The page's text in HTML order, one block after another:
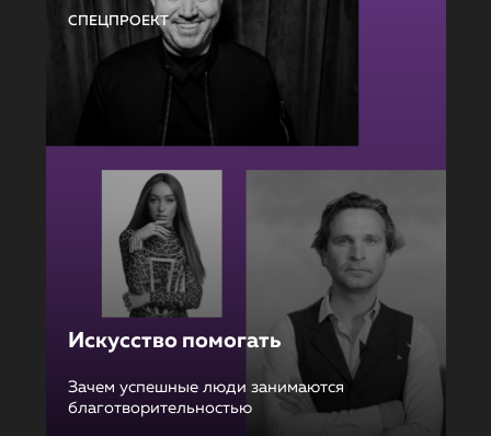
СПЕЦПРОЕКТ
Искусство помогать
Зачем успешные люди занимаются
благотворительностью